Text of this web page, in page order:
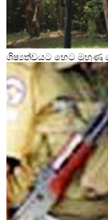
ශිෂ්‍යත්වයට හෙට මුහුණු